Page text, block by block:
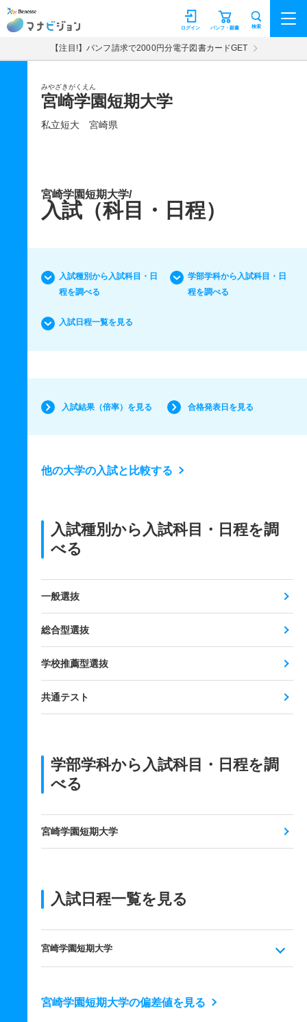
マナビジョン パンフ・願書
ログイン 検索
【注目!】パンフ請求で2000円分電子図書カードGET
みやざきがくえん
宮崎学園短期大学
私立短大 宮崎県
宮崎学園短期大学/
入試（科目・日程）
入試種別から入試科目・日
程を調べる
学部学科から入試科目・日
程を調べる
入試日程一覧を見る
入試結果（倍率）を見る 合格発表日を見る
他の大学の入試と比較する
入試種別から入試科目・日程を調
べる
一般選抜
総合型選抜
学校推薦型選抜
共通テスト
学部学科から入試科目・日程を調
べる
宮崎学園短期大学
入試日程一覧を見る
宮崎学園短期大学
宮崎学園短期大学の偏差値を見る